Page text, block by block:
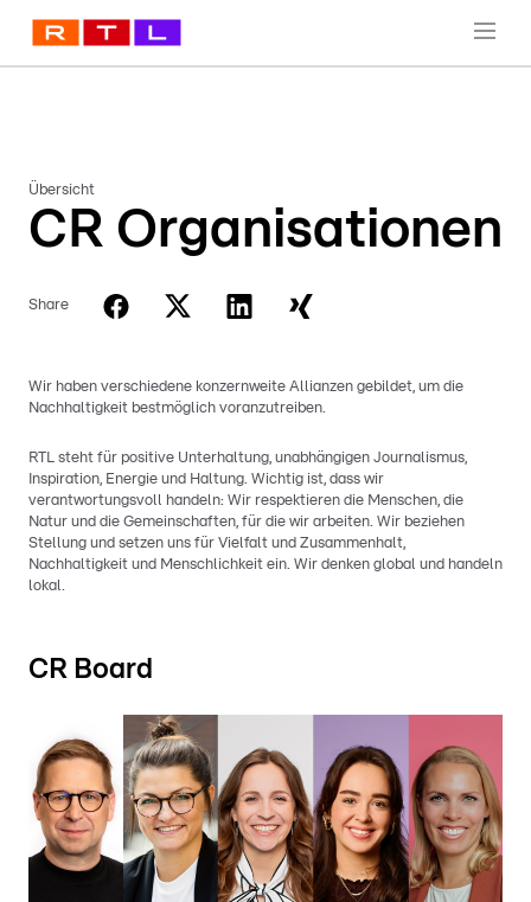
Übersicht
CR Organisationen
Share
Wir haben verschiedene konzernweite Allianzen gebildet, um die
Nachhaltigkeit bestmöglich voranzutreiben.
RTL steht für positive Unterhaltung, unabhängigen Journalismus,
Inspiration, Energie und Haltung. Wichtig ist, dass wir
verantwortungsvoll handeln: Wir respektieren die Menschen, die
Natur und die Gemeinschaften, für die wir arbeiten. Wir beziehen
Stellung und setzen uns für Vielfalt und Zusammenhalt,
Nachhaltigkeit und Menschlichkeit ein. Wir denken global und handeln
lokal.
CR Board